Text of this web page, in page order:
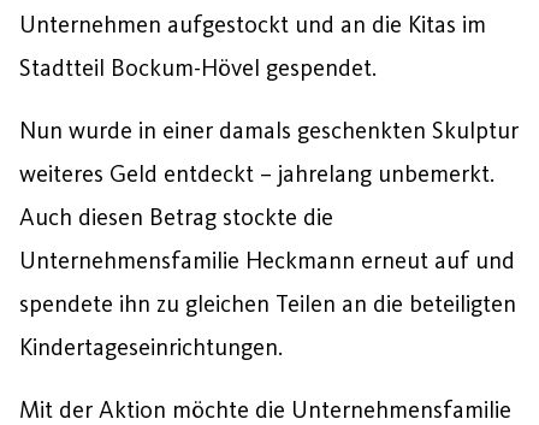
Unternehmen aufgestockt und an die Kitas im
Stadtteil Bockum-Hövel gespendet.
Nun wurde in einer damals geschenkten Skulptur
weiteres Geld entdeckt – jahrelang unbemerkt.
Auch diesen Betrag stockte die
Unternehmensfamilie Heckmann erneut auf und
spendete ihn zu gleichen Teilen an die beteiligten
Kindertageseinrichtungen.
Mit der Aktion möchte die Unternehmensfamilie